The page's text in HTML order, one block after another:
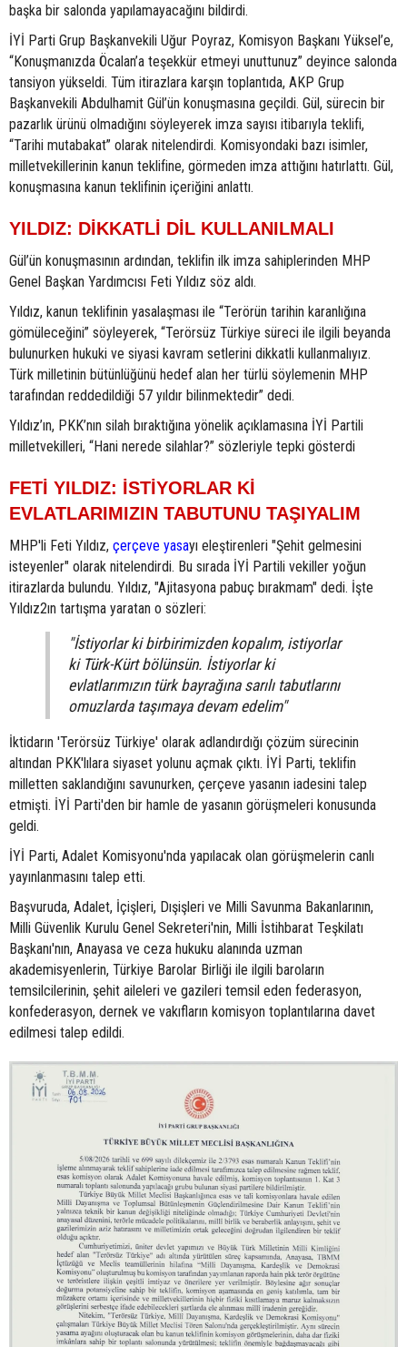
başka bir salonda yapılamayacağını bildirdi.
İYİ Parti Grup Başkanvekili Uğur Poyraz, Komisyon Başkanı Yüksel’e,
“Konuşmanızda Öcalan’a teşekkür etmeyi unuttunuz” deyince salonda
tansiyon yükseldi. Tüm itirazlara karşın toplantıda, AKP Grup
Başkanvekili Abdulhamit Gül’ün konuşmasına geçildi. Gül, sürecin bir
pazarlık ürünü olmadığını söyleyerek imza sayısı itibarıyla teklifi,
“Tarihi mutabakat” olarak nitelendirdi. Komisyondaki bazı isimler,
milletvekillerinin kanun teklifine, görmeden imza attığını hatırlattı. Gül,
konuşmasına kanun teklifinin içeriğini anlattı.
YILDIZ: DİKKATLİ DİL KULLANILMALI
Gül’ün konuşmasının ardından, teklifin ilk imza sahiplerinden MHP
Genel Başkan Yardımcısı Feti Yıldız söz aldı.
Yıldız, kanun teklifinin yasalaşması ile “Terörün tarihin karanlığına
gömüleceğini” söyleyerek, “Terörsüz Türkiye süreci ile ilgili beyanda
bulunurken hukuki ve siyasi kavram setlerini dikkatli kullanmalıyız.
Türk milletinin bütünlüğünü hedef alan her türlü söylemenin MHP
tarafından reddedildiği 57 yıldır bilinmektedir” dedi.
Yıldız’ın, PKK’nın silah bıraktığına yönelik açıklamasına İYİ Partili
milletvekilleri, “Hani nerede silahlar?” sözleriyle tepki gösterdi
FETİ YILDIZ: İSTİYORLAR Kİ
EVLATLARIMIZIN TABUTUNU TAŞIYALIM
MHP'li Feti Yıldız, çerçeve yasayı eleştirenleri "Şehit gelmesini
isteyenler" olarak nitelendirdi. Bu sırada İYİ Partili vekiller yoğun
itirazlarda bulundu. Yıldız, "Ajitasyona pabuç bırakmam" dedi. İşte
Yıldız2ın tartışma yaratan o sözleri:
"İstiyorlar ki birbirimizden kopalım, istiyorlar
ki Türk-Kürt bölünsün. İstiyorlar ki
evlatlarımızın türk bayrağına sarılı tabutlarını
omuzlarda taşımaya devam edelim"
İktidarın 'Terörsüz Türkiye' olarak adlandırdığı çözüm sürecinin
altından PKK'lılara siyaset yolunu açmak çıktı. İYİ Parti, teklifin
milletten saklandığını savunurken, çerçeve yasanın iadesini talep
etmişti. İYİ Parti'den bir hamle de yasanın görüşmeleri konusunda
geldi.
İYİ Parti, Adalet Komisyonu'nda yapılacak olan görüşmelerin canlı
yayınlanmasını talep etti.
Başvuruda, Adalet, İçişleri, Dışişleri ve Milli Savunma Bakanlarının,
Milli Güvenlik Kurulu Genel Sekreteri'nin, Milli İstihbarat Teşkilatı
Başkanı'nın, Anayasa ve ceza hukuku alanında uzman
akademisyenlerin, Türkiye Barolar Birliği ile ilgili baroların
temsilcilerinin, şehit aileleri ve gazileri temsil eden federasyon,
konfederasyon, dernek ve vakıfların komisyon toplantılarına davet
edilmesi talep edildi.